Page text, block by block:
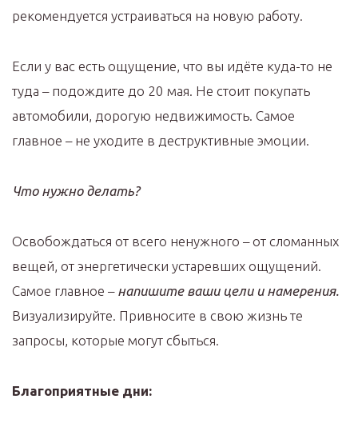
рекомендуется устраиваться на новую работу.
Если у вас есть ощущение, что вы идёте куда-то не
туда – подождите до 20 мая. Не стоит покупать
автомобили, дорогую недвижимость. Самое
главное – не уходите в деструктивные эмоции.
Что нужно делать?
Освобождаться от всего ненужного – от сломанных
вещей, от энергетически устаревших ощущений.
Самое главное – напишите ваши цели и намерения.
Визуализируйте. Привносите в свою жизнь те
запросы, которые могут сбыться.
Благоприятные дни: